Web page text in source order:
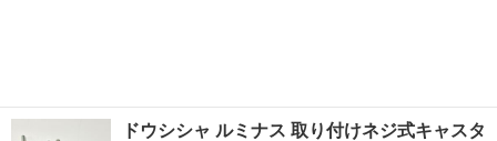
ドウシシャ ルミナス 取り付けネジ式キャスタ